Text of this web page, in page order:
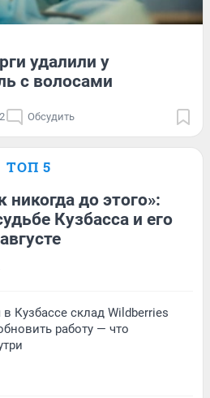
удалили у
с волосами
Обсудить
ТОП 5
никогда до этого»:
Кузбасса и его
Кузбассе склад Wildberries
работу — что